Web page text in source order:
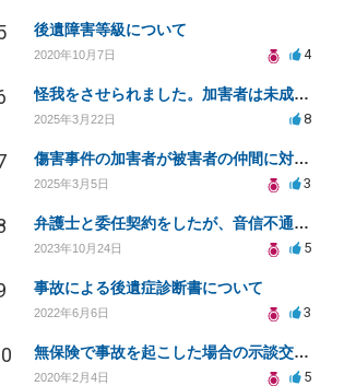
後遺障害等級について
2020年10月7日 4
怪我をさせられました。加害者は未成年。慰謝料はもらえますか？
2025年3月22日 8
傷害事件の加害者が被害者の仲間に対する訴訟は可能か？
2025年3月5日 3
弁護士と委任契約をしたが、音信不通になっています。
2023年10月24日 5
事故による後遺症診断書について
2022年6月6日 3
無保険で事故を起こした場合の示談交渉はどのようにすればいいでしょうか？
2020年2月4日 5